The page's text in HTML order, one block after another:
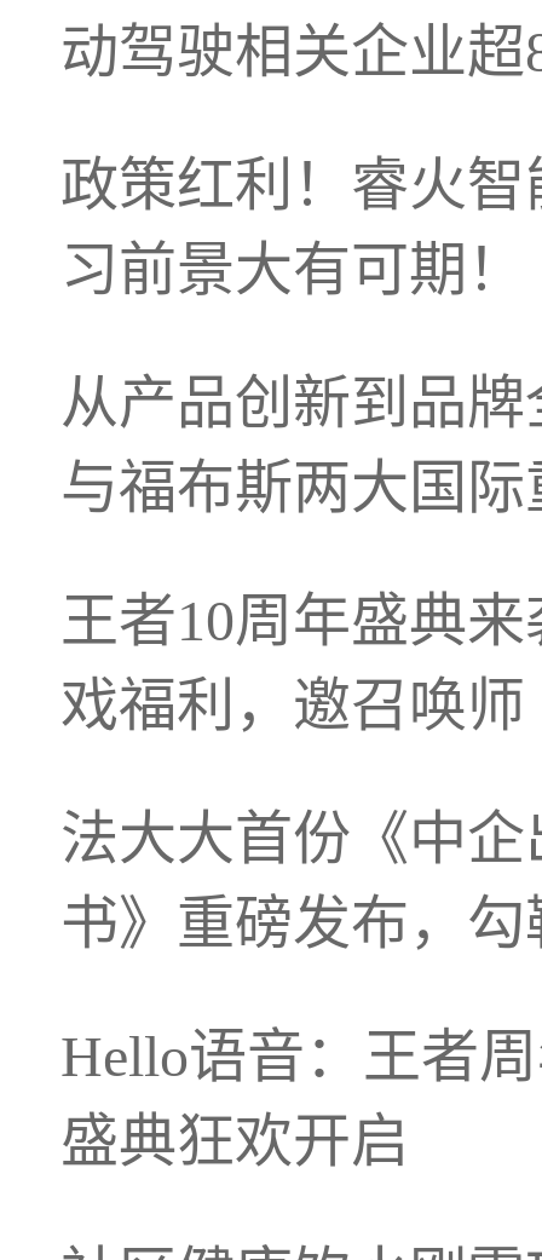
动驾驶相关企业超
政策红利！睿火
习前景大有可期！
从产品创新到品
与福布斯两大国际
王者10周年盛典
戏福利，邀召唤师
法大大首份《中
书》重磅发布，
Hello语音：王者
盛典狂欢开启